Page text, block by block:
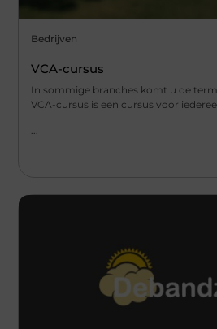
Bedrijven
VCA-cursus
In sommige branches komt u de term
VCA-cursus is een cursus voor
...